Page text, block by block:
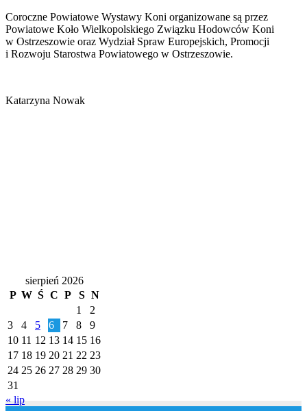
Coroczne Powiatowe Wystawy Koni organizowane są przez
Powiatowe Koło Wielkopolskiego Związku Hodowców Koni
w Ostrzeszowie oraz Wydział Spraw Europejskich, Promocji
i Rozwoju Starostwa Powiatowego w Ostrzeszowie.
Katarzyna Nowak
sierpień 2026
P W Ś C P S N
1
2
3
4 5 6 7 8
9
10 11 12 13 14 15 16
17 18 19 20 21 22 23
24 25 26 27 28 29 30
31
« lip